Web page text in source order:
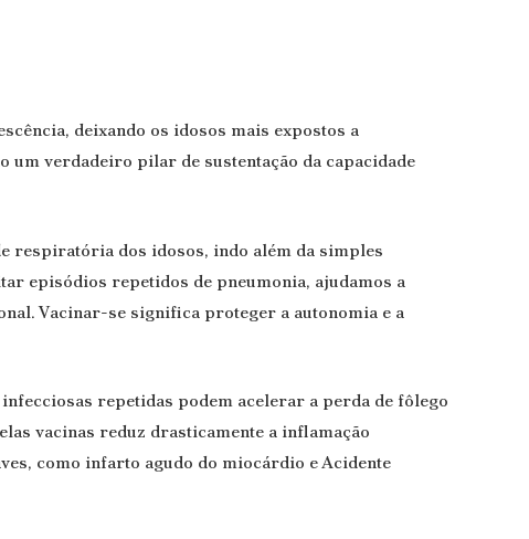
deixando os idosos mais expostos a
um verdadeiro pilar de sustentação da capacidade
respiratória dos idosos, indo além da simples
episódios repetidos de pneumonia, ajudamos a
Vacinar-se significa proteger a autonomia e a
repetidas podem acelerar a perda de fôlego
vacinas reduz drasticamente a inflamação
como infarto agudo do miocárdio e Acidente